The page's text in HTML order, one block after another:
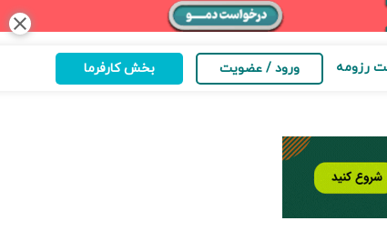
close
رزومه ورود / عضویت بخش کارفرما